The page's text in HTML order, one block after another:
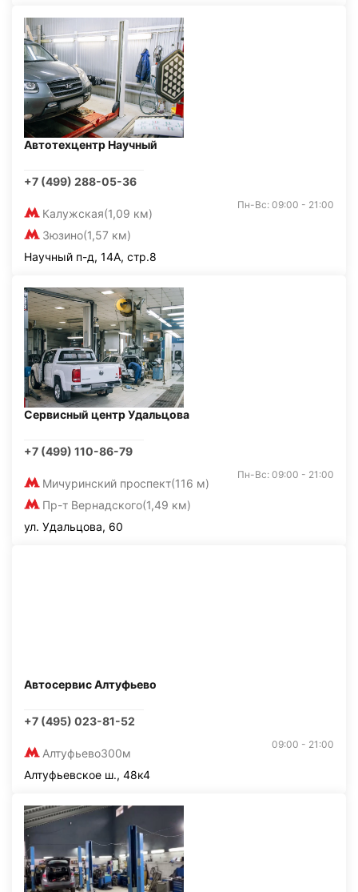
Автотехцентр Научный
+7 (499) 288-05-36
Калужская(1,09 км)
Зюзино(1,57 км)
Пн-Вс: 09:00 - 21:00
Научный п-д, 14А, стр.8
Сервисный центр Удальцова
+7 (499) 110-86-79
Мичуринский проспект(116 м)
Пр-т Вернадского(1,49 км)
Пн-Вс: 09:00 - 21:00
ул. Удальцова, 60
Автосервис Алтуфьево
+7 (495) 023-81-52
Алтуфьево300м
09:00 - 21:00
Алтуфьевское ш., 48к4